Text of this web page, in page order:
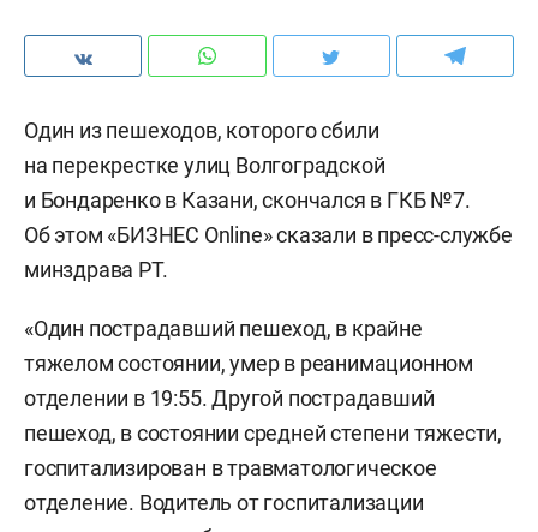
Один из пешеходов, которого сбили
на перекрестке улиц Волгоградской
и Бондаренко в Казани, скончался в ГКБ №7.
Об этом «БИЗНЕС Оnline» сказали в пресс-службе
минздрава РТ.
«Один пострадавший пешеход, в крайне
тяжелом состоянии, умер в реанимационном
отделении в 19:55. Другой пострадавший
пешеход, в состоянии средней степени тяжести,
госпитализирован в травматологическое
отделение. Водитель от госпитализации